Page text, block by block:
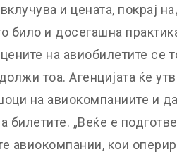
и цената, покрај
било и досегашна
на авиобилетите се
тоа. Агенцијата ќе
на авиокомпаниите и
билетите. „Веќе е
авиокомпании, кои